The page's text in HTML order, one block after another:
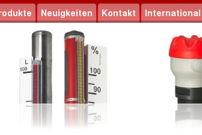
Neuigkeiten Kontakt International